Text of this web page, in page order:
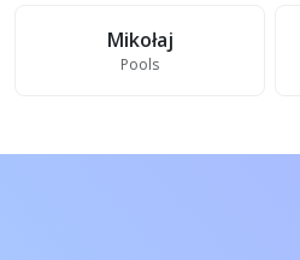
Mikołaj
Pools